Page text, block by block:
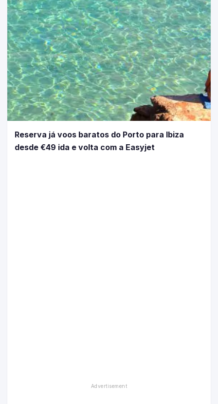
Reserva já voos baratos do Porto para Ibiza
desde €49 ida e volta com a Easyjet